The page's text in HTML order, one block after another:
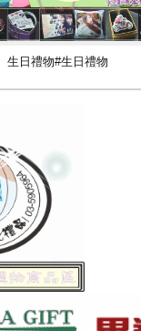
生日禮物#生日禮物